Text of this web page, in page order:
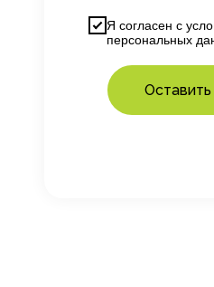
Я согласен с
персональных
Оставить